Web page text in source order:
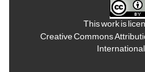
This work is
Creative Commons